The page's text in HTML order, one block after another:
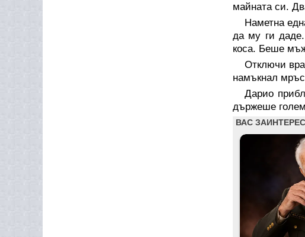
майната си.
Наметна
да му ги
коса. Беше
Отключи
намъкнал
Дарио
държеше